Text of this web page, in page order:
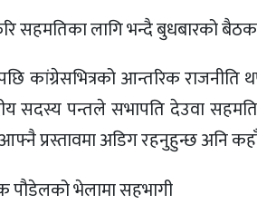
सहमतिका लागि भन्दै बुधबारको
कांग्रेसभित्रको आन्तरिक
सदस्य पन्तले सभापति देउवा
प्रस्तावमा अडिग रहनुहुन्छ अनि
पौडेलको भेलामा सहभागी